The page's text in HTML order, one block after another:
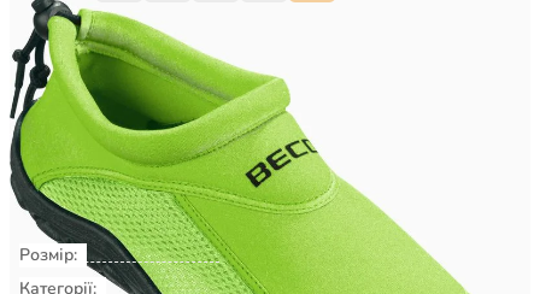
745₴
Є в наявності
КУПИТИ
Розмір:
40
Категорії:
Плавання & Аквафітнес
Взуття